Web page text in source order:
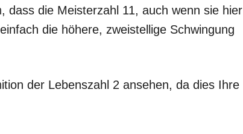
dass die Meisterzahl 11, auch wenn sie hier
die höhere, zweistellige Schwingung
der Lebenszahl 2 ansehen, da dies Ihre